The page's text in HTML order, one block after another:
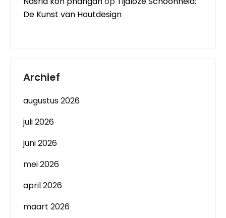
De Kunst van Houtdesign
Archief
augustus 2026
juli 2026
juni 2026
mei 2026
april 2026
maart 2026